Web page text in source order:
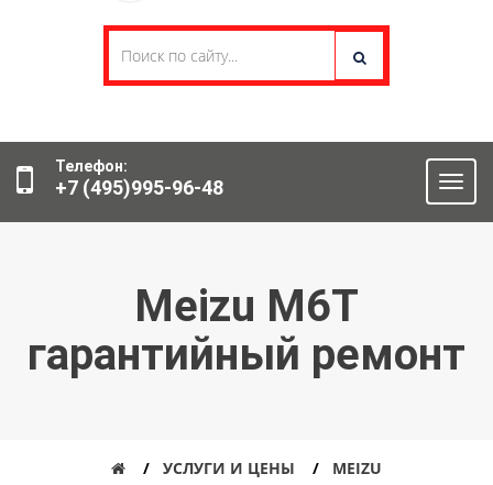
Телефон:
+7 (495)995-96-48
Meizu M6T
гарантийный ремонт
УСЛУГИ И ЦЕНЫ
MEIZU